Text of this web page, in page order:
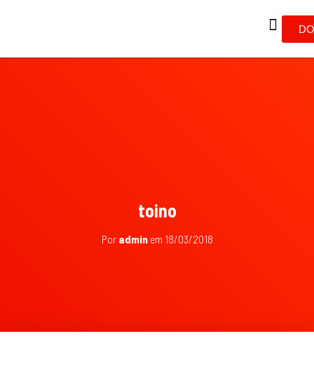
toino
Por adminem 18/03/2018